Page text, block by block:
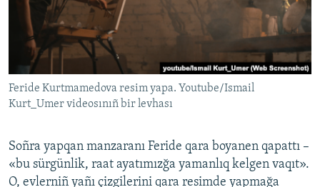
Feride Kurtmamedova resim yapa. Youtube/Ismail
Kurt_Umer videosınıñ bir levhası
Soñra yapqan manzaranı Feride qara boyanen qapattı –
«bu sürgünlik, raat ayatımızğa yamanlıq kelgen vaqıt».
O, evlerniñ yañı çizgilerini qara resimde yapmağa